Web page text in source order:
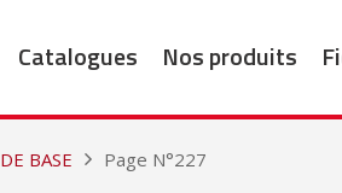
Catalogues Nos produits
BASE Page N°227